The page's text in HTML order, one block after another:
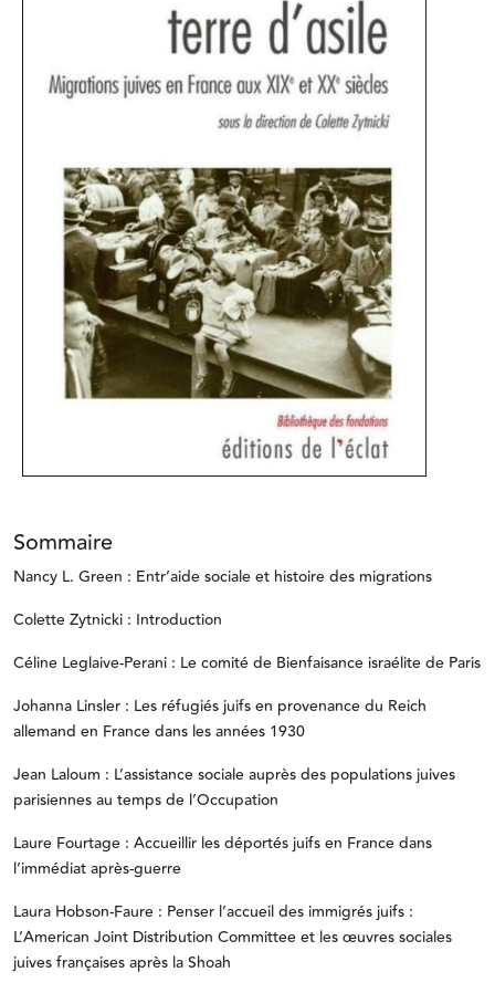
Sommaire
Nancy L. Green : Entr’aide sociale et histoire des migrations
Colette Zytnicki : Introduction
Céline Leglaive-Perani : Le comité de Bienfaisance israélite de Paris
Johanna Linsler : Les réfugiés juifs en provenance du Reich
allemand en France dans les années 1930
Jean Laloum : L’assistance sociale auprès des populations juives
parisiennes au temps de l’Occupation
Laure Fourtage : Accueillir les déportés juifs en France dans
l’immédiat après-guerre
Laura Hobson-Faure : Penser l’accueil des immigrés juifs :
L’American Joint Distribution Committee et les œuvres sociales
juives françaises après la Shoah